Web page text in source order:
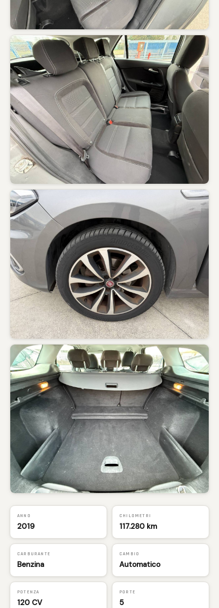
ANNO
2019
CHILOMETRI
117.280 km
CARBURANTE
Benzina
CAMBIO
Automatico
POTENZA
120 CV
PORTE
5